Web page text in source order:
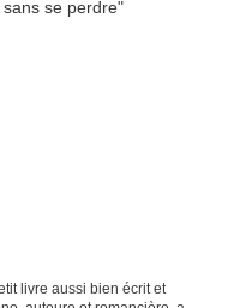
livre aussi bien écrit et